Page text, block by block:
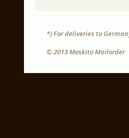
*) For deliveries to
© 2013 Moskito Mailorder